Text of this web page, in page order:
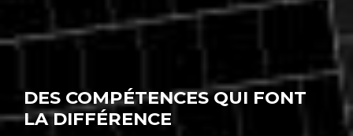
DES COMPÉTENCES QUI FONT
LA DIFFÉRENCE